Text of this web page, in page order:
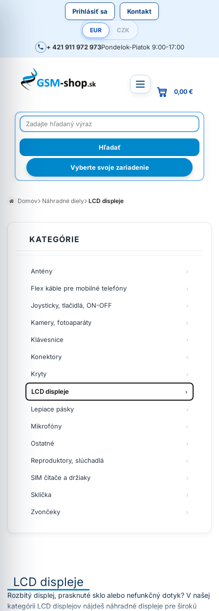
Prihlásiť sa Kontakt
EUR CZK
+ 421 911 972 973Pondelok-Piatok 9:00-17:00
Vyberte svoje zariadenie
0,00 €
Domov Náhradné diely LCD displeje
KATEGÓRIE
Antény
Flex káble pre mobilné telefóny
Joysticky, tlačidlá, ON-OFF
Kamery, fotoaparáty
Klávesnice
Konektory
Kryty
LCD displeje
Lepiace pásky
Mikrofóny
Ostatné
Reproduktory, slúchadlá
SIM čítače a držiaky
Sklíčka
Zvončeky
LCD displeje
Rozbitý displej, prasknuté sklo alebo nefunkčný dotyk? V našej
kategórii LCD displejov nájdeš náhradné displeje pre širokú